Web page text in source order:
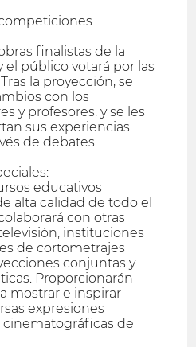
finalistas de la
el público votará por las
la proyección, se
con los
y profesores, y se les
sus experiencias
de debates.
educativos
alta calidad de todo el
con otras
instituciones
de cortometrajes
conjuntas y
Proporcionarán
mostrar e inspirar
expresiones
de